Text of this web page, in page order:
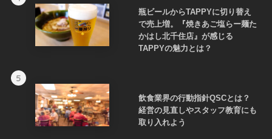
瓶ビールからTAPPYに切り替え
で売上増。『焼きあご塩らー麺た
かはし北千住店』が感じる
TAPPYの魅力とは？
5
飲食業界の行動指針QSCとは？
経営の見直しやスタッフ教育にも
取り入れよう